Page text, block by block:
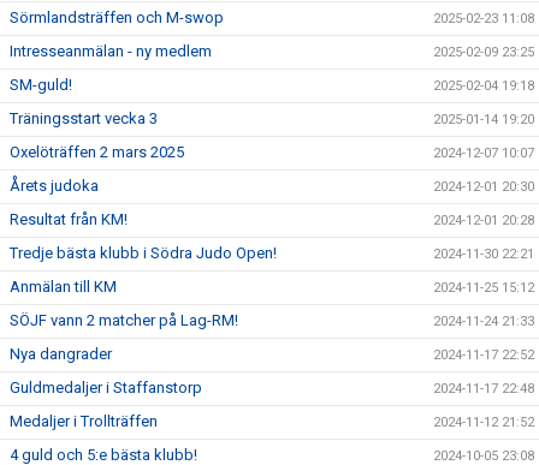
Sörmlandsträffen och M-swop 2025-02-23 11:08
Intresseanmälan - ny medlem 2025-02-09 23:25
SM-guld! 2025-02-04 19:18
Träningsstart vecka 3 2025-01-14 19:20
Oxelöträffen 2 mars 2025 2024-12-07 10:07
Årets judoka 2024-12-01 20:30
Resultat från KM! 2024-12-01 20:28
Tredje bästa klubb i Södra Judo Open! 2024-11-30 22:21
Anmälan till KM 2024-11-25 15:12
SÖJF vann 2 matcher på Lag-RM! 2024-11-24 21:33
Nya dangrader 2024-11-17 22:52
Guldmedaljer i Staffanstorp 2024-11-17 22:48
Medaljer i Trollträffen 2024-11-12 21:52
4 guld och 5:e bästa klubb! 2024-10-05 23:08